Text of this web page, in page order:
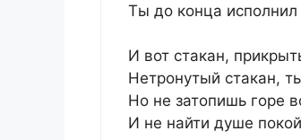
Ты до конца исполнил
И вот стакан,
Нетронутый стакан,
Но не затопишь горе
И не найти душе